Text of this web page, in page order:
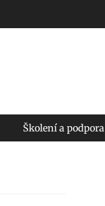
Školení a podpora